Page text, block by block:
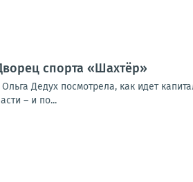
спорта «Шахтёр»
Дедух посмотрела, как идет
– и по...